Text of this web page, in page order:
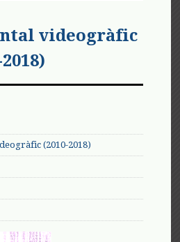
videogràfic
(2010-2018)